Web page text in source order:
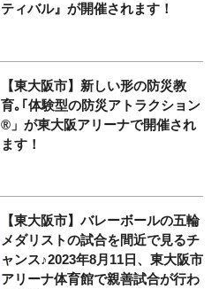
ティバル』が開催されます！
【東大阪市】新しい形の防災教
育｡｢体験型の防災アトラクション
®」が東大阪アリーナで開催され
ます！
【東大阪市】バレーボールの五輪
メダリストの試合を間近で見るチ
ャンス♪2023年8月11日、東大阪市
アリーナ体育館で親善試合が行わ